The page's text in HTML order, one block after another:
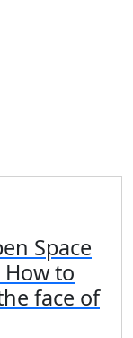
Space
to
face of